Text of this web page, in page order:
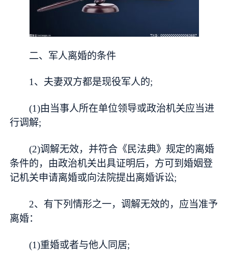
二、军人离婚的条件
1、夫妻双方都是现役军人的;
(1)由当事人所在单位领导或政治机关应当进
行调解;
(2)调解无效，并符合《民法典》规定的离婚
条件的，由政治机关出具证明后，方可到婚姻登
记机关申请离婚或向法院提出离婚诉讼;
2、有下列情形之一，调解无效的，应当准予
离婚：
(1)重婚或者与他人同居;